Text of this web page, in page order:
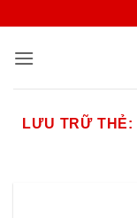
nội
LƯU TRỮ THẺ: